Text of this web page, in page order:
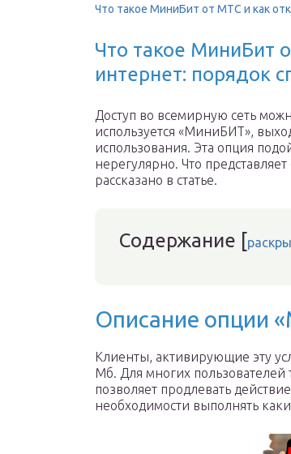
Что такое МиниБит от МТС и как
Что такое МиниБит
интернет: порядок
Доступ во всемирную сеть
используется «МиниБИТ»,
использования. Эта опция
нерегулярно. Что
рассказано в статье.
Содержание [
Описание опции
Клиенты, активирующие эту
Мб. Для многих пользователей
позволяет продлевать
необходимости выполнять